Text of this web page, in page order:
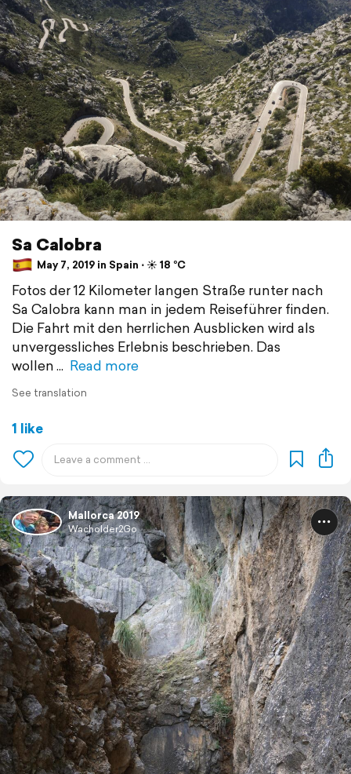
Sa Calobra
May 7, 2019 in Spain ⋅ ☀️ 18 °C
Fotos der 12 Kilometer langen Straße runter nach
Sa Calobra kann man in jedem Reiseführer finden.
Die Fahrt mit den herrlichen Ausblicken wird als
unvergessliches Erlebnis beschrieben. Das
wollen
Read more
See translation
1 like
Mallorca 2019
Wacholder2Go